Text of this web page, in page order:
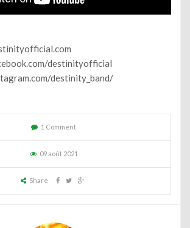
destinityofficial
destinity_band/
1 Comment
09 août 2021
Share